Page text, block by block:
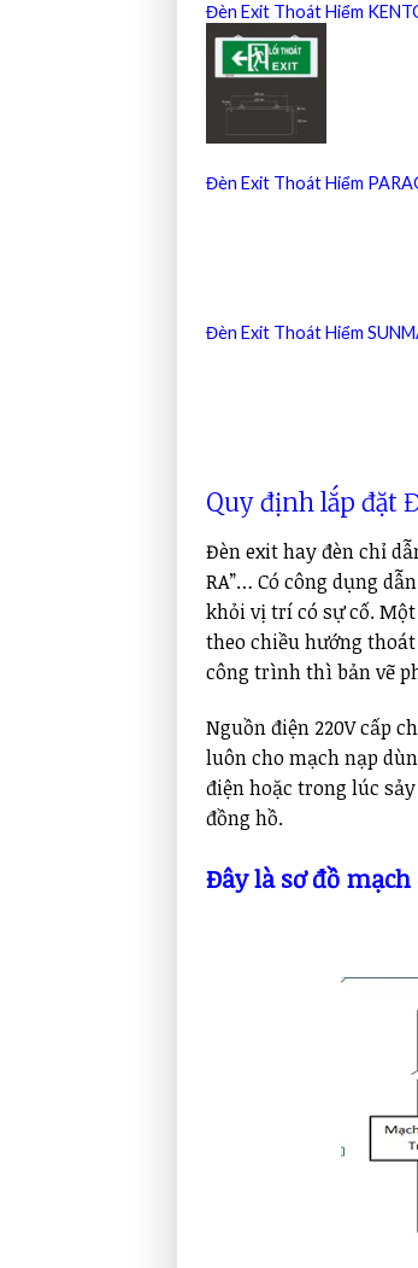
Đèn Exit Thoát Hiểm
Đèn Exit Thoát Hiểm
Đèn Exit Thoát Hiểm
Quy định lắp đặt
Đèn exit hay đèn chỉ
RA”… Có công dụng
khỏi vị trí có sự cố.
theo chiều hướng
công trình thì bản vẽ
Nguồn điện 220V cấp
luôn cho mạch nạp
điện hoặc trong lúc
đồng hồ.
Đây là sơ đồ